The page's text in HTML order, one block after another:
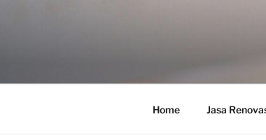
Home Jasa